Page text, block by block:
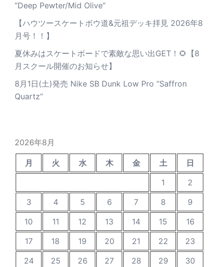
”Deep Pewter/Mid Olive”
【ハウツースケートボウ道&元祖デッキ拝見 2026年8
月号！！】
夏休みはスケートボードで素敵な思い出GET！🌻【8
月スクール開催のお知らせ】
8月1日(土)発売 Nike SB Dunk Low Pro “Saffron
Quartz”
2026年8月
月 火 水 木 金 土
日
1
2
3
4 5 6 7 8
9
10
11 12 13 14 15
16
17
18 19 20 21 22
23
24
25 26 27 28 29
30